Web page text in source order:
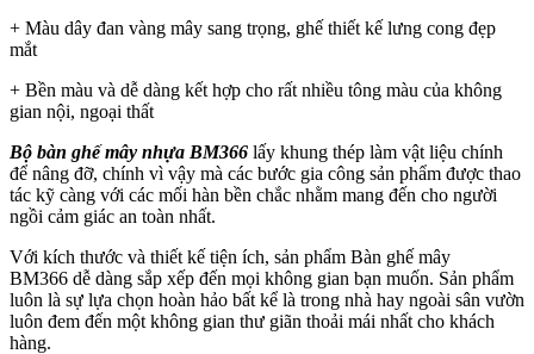
+ Màu dây đan vàng mây sang trọng, ghế thiết kế lưng cong đẹp
mắt
+ Bền màu và dễ dàng kết hợp cho rất nhiều tông màu của không
gian nội, ngoại thất
Bộ bàn ghế mây nhựa BM366 lấy khung thép làm vật liệu chính
để nâng đỡ, chính vì vậy mà các bước gia công sản phẩm được thao
tác kỹ càng với các mối hàn bền chắc nhằm mang đến cho người
ngồi cảm giác an toàn nhất.
Với kích thước và thiết kế tiện ích, sản phẩm Bàn ghế mây
BM366 dễ dàng sắp xếp đến mọi không gian bạn muốn. Sản phẩm
luôn là sự lựa chọn hoàn hảo bất kể là trong nhà hay ngoài sân vườn
luôn đem đến một không gian thư giãn thoải mái nhất cho khách
hàng.